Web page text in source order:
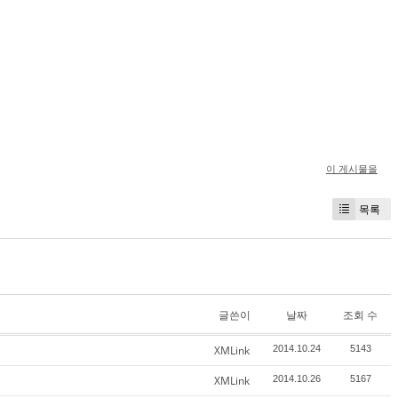
이 게시물을
목록
글쓴이 날짜 조회 수
XMLink 2014.10.24 5143
XMLink 2014.10.26 5167